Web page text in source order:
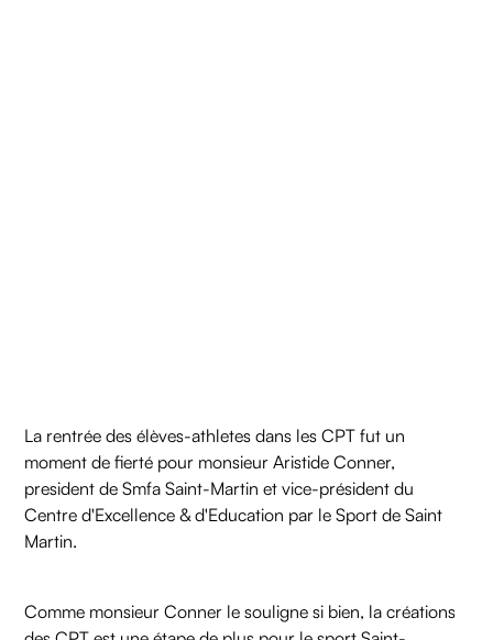
La rentrée des élèves-athletes dans les CPT fut un
moment de fierté pour monsieur Aristide Conner,
president de Smfa Saint-Martin et vice-président du
Centre d'Excellence & d'Education par le Sport de Saint
Martin.
Comme monsieur Conner le souligne si bien, la créations